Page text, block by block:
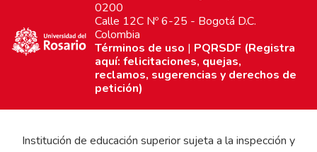
0200
Calle 12C Nº 6-25 - Bogotá D.C.
Colombia
Términos de uso | PQRSDF (Registra
aquí: felicitaciones, quejas,
reclamos, sugerencias y derechos de
petición)
Institución de educación superior sujeta a la inspección y